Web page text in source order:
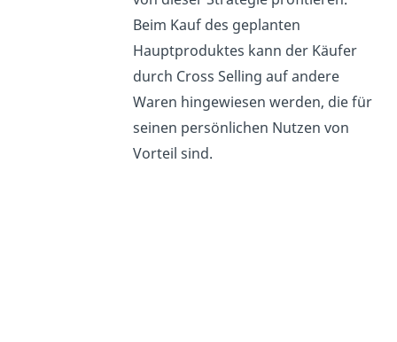
Beim Kauf des geplanten
Hauptproduktes kann der Käufer
durch Cross Selling auf andere
Waren hingewiesen werden, die für
seinen persönlichen Nutzen von
Vorteil sind.